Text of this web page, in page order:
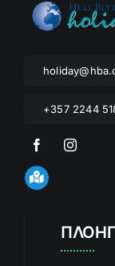
+357 2244